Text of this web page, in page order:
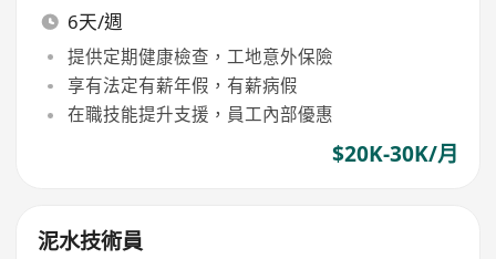
6天/週
提供定期健康檢查，工地意外保險
享有法定有薪年假，有薪病假
在職技能提升支援，員工內部優惠
$20K-30K/月
泥水技術員